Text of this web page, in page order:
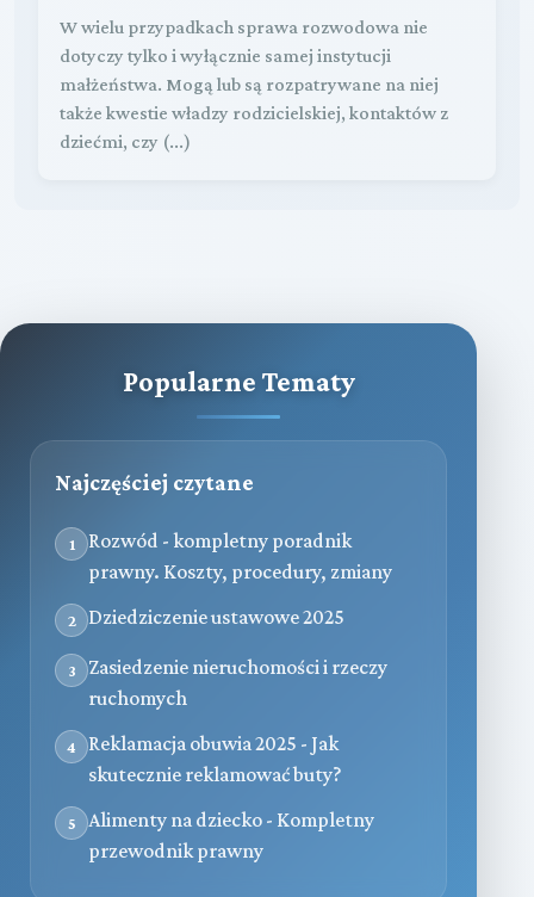
W wielu przypadkach sprawa rozwodowa nie
dotyczy tylko i wyłącznie samej instytucji
małżeństwa. Mogą lub są rozpatrywane na niej
także kwestie władzy rodzicielskiej, kontaktów z
dziećmi, czy (...)
Popularne Tematy
Najczęściej czytane
1
Rozwód - kompletny poradnik
prawny. Koszty, procedury, zmiany
2 Dziedziczenie ustawowe 2025
3
Zasiedzenie nieruchomości i rzeczy
ruchomych
4
Reklamacja obuwia 2025 - Jak
skutecznie reklamować buty?
5
Alimenty na dziecko - Kompletny
przewodnik prawny